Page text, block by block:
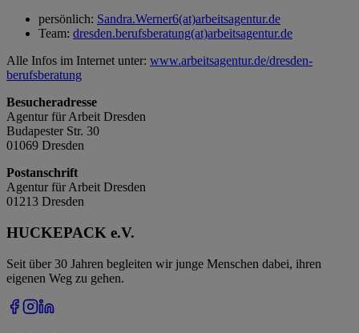
persönlich: Sandra.Werner6(at)arbeitsagentur.de
Team: dresden.berufsberatung(at)arbeitsagentur.de
Alle Infos im Internet unter: www.arbeitsagentur.de/dresden-
berufsberatung
Besucheradresse
Agentur für Arbeit Dresden
Budapester Str. 30
01069 Dresden
Postanschrift
Agentur für Arbeit Dresden
01213 Dresden
HUCKEPACK e.V.
Seit über 30 Jahren begleiten wir junge Menschen dabei, ihren
eigenen Weg zu gehen.